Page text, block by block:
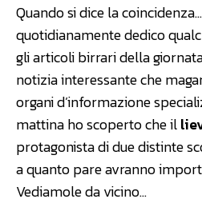
Quando si dice la
quotidianamente dedico
gli articoli birrari della
notizia interessante che
organi d’informazione
mattina ho scoperto che il
protagonista di due distinte
a quanto pare avranno
Vediamole da vicino…